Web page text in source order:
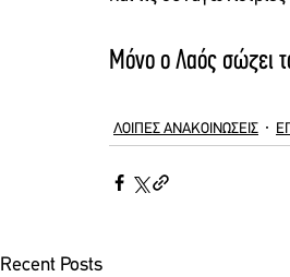
Μόνο ο Λαός σώζει
ΛΟΙΠΕΣ ΑΝΑΚΟΙΝΩΣΕΙΣ
Recent Posts